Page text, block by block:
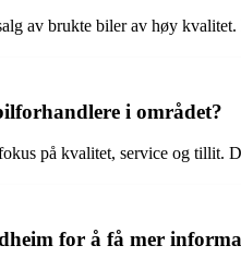
av brukte biler av høy
i området?
på kvalitet, service og tillit.
for å få mer